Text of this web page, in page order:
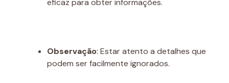
Observação: Estar atento a detalhes que
podem ser facilmente ignorados.